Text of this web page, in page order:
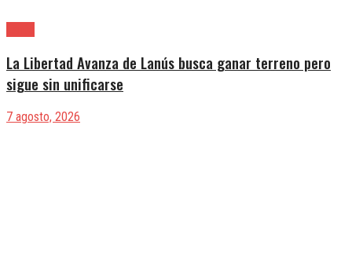
La Libertad Avanza de Lanús busca ganar terreno pero
sigue sin unificarse
7 agosto, 2026